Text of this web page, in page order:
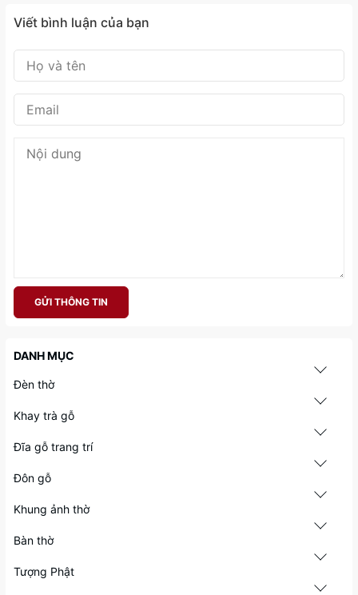
Viết bình luận của bạn
GỬI THÔNG TIN
DANH MỤC
Đèn thờ
Khay trà gỗ
Đĩa gỗ trang trí
Đôn gỗ
Khung ảnh thờ
Bàn thờ
Tượng Phật